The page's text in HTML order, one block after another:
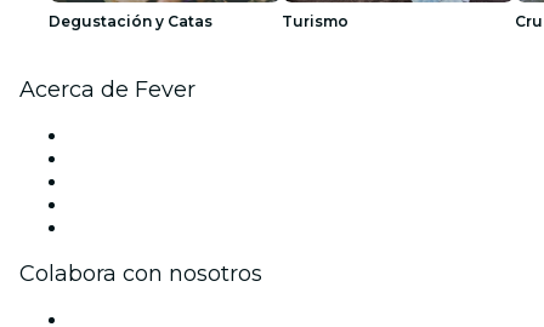
Degustación y Catas Turismo
Acerca de Fever
Colabora con nosotros